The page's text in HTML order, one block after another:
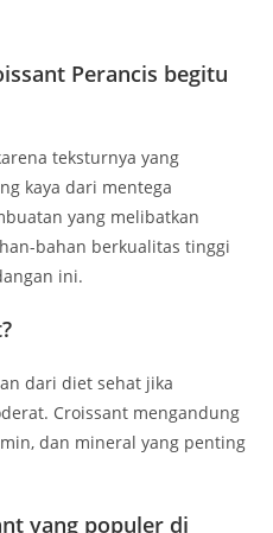
Perancis begitu
teksturnya yang
kaya dari mentega
yang melibatkan
bahan berkualitas tinggi
ini.
dari diet sehat jika
Croissant mengandung
dan mineral yang penting
yang populer di